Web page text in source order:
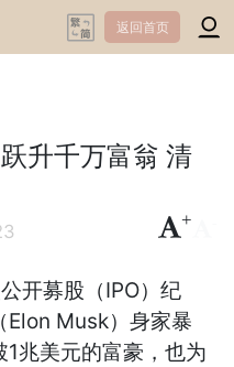
返回首页
升千万富翁 清
+
开募股（IPO）纪
Elon Musk）身家暴
兆美元的富豪，也为